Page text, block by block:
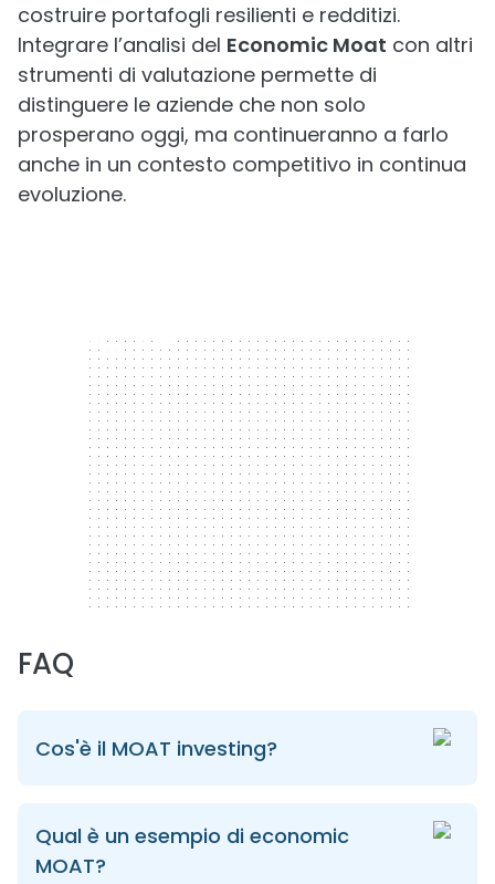
costruire portafogli resilienti e redditizi.
Integrare l’analisi del Economic Moat con altri
strumenti di valutazione permette di
distinguere le aziende che non solo
prosperano oggi, ma continueranno a farlo
anche in un contesto competitivo in continua
evoluzione.
300 x 250
FAQ
Cos'è il MOAT investing?
Qual è un esempio di economic
MOAT?